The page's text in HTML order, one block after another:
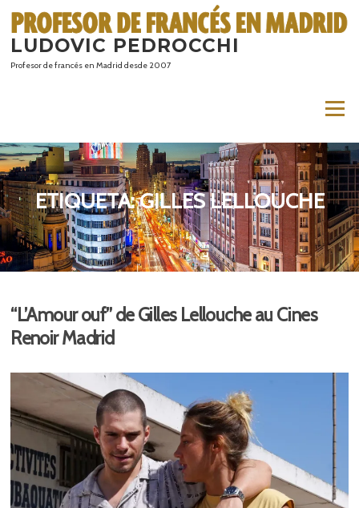
contenido
LUDOVIC PEDROCCHI
Profesor de francés en Madrid desde 2007
Menú
ETIQUETA:GILLES LELLOUCHE
“L’Amour ouf” de Gilles Lellouche au Cines
Renoir Madrid